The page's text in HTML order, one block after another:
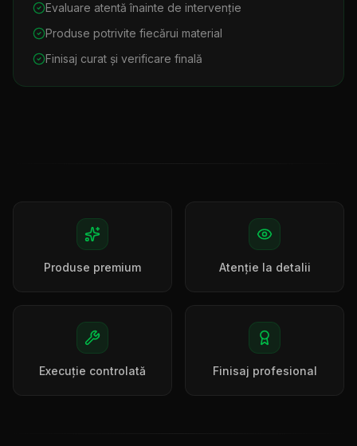
Evaluare atentă înainte de intervenție
Produse potrivite fiecărui material
Finisaj curat și verificare finală
Produse premium Atenție la detalii
Execuție controlată Finisaj profesional